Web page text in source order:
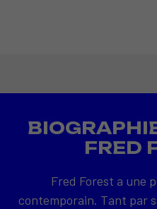
FRED
Fred Forest a une
contemporain. Tant par